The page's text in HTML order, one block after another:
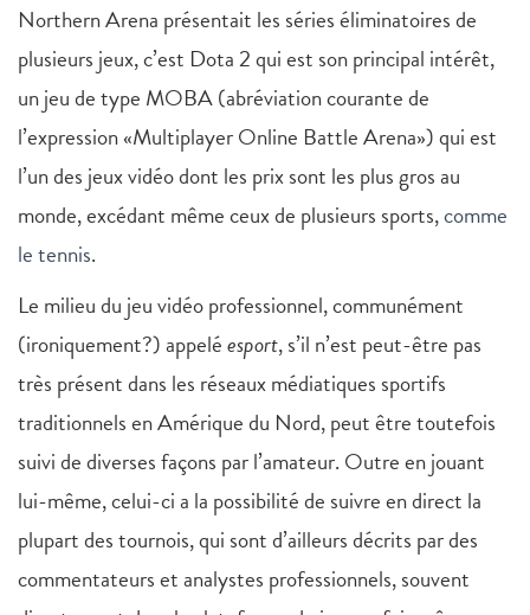
Northern Arena présentait les séries éliminatoires de
plusieurs jeux, c’est Dota 2 qui est son principal intérêt,
un jeu de type MOBA (abréviation courante de
l’expression «Multiplayer Online Battle Arena») qui est
l’un des jeux vidéo dont les prix sont les plus gros au
monde, excédant même ceux de plusieurs sports,comme
le tennis.
Le milieu du jeu vidéo professionnel, communément
(ironiquement?) appeléesport, s’il n’est peut-être pas
très présent dans les réseaux médiatiques sportifs
traditionnels en Amérique du Nord, peut être toutefois
suivi de diverses façons par l’amateur. Outre en jouant
lui-même, celui-ci a la possibilité de suivre en direct la
plupart des tournois, qui sont d’ailleurs décrits par des
commentateurs et analystes professionnels, souvent